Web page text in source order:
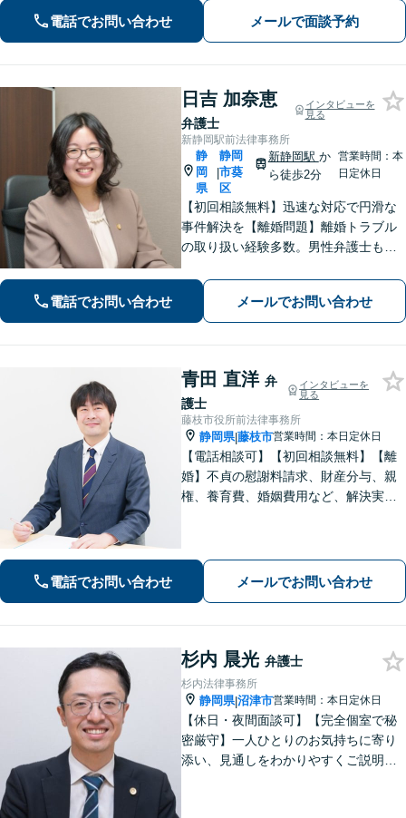
い。相続遺言、離婚問題、交通事故、
借金問題、債権回収など【夜間休日応
電話でお問い合わせ メールで面談予約
日吉 加奈恵
弁護士
インタビューを
見る
新静岡駅前法律事務所
静
岡
県
|
静岡
市葵
区
新静岡駅 か
ら徒歩2分
営業時間：本
日定休日
【初回相談無料】迅速な対応で円滑な
事件解決を【離婚問題】離婚トラブル
の取り扱い経験多数。男性弁護士も在
イス【相続問題】全国出張も対応。関
連士業とも連携し、満足度の高い相続
を実現できるよう努めます【新静岡駅
直結】
電話でお問い合わせ メールでお問い合わせ
青田 直洋 弁
護士
インタビューを
見る
藤枝市役所前法律事務所
静岡県|藤枝市営業時間：本日定休日
【電話相談可】【初回相談無料】【離
婚】不貞の慰謝料請求、財産分与、親
権、養育費、婚姻費用など、解決実績
ります【法テラス利用可】【藤枝市役
所裏】
電話でお問い合わせ メールでお問い合わせ
杉内 晨光 弁護士
杉内法律事務所
静岡県|沼津市営業時間：本日定休日
【休日・夜間面談可】【完全個室で秘
密厳守】一人ひとりのお気持ちに寄り
添い、見通しをわかりやすくご説明。